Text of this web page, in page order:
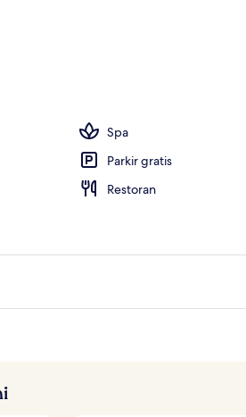
Spa
Parkir gratis
Restoran